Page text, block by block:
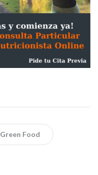
Green Food